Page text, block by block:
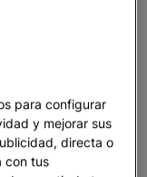
para configurar
y mejorar sus
directa o
con tus